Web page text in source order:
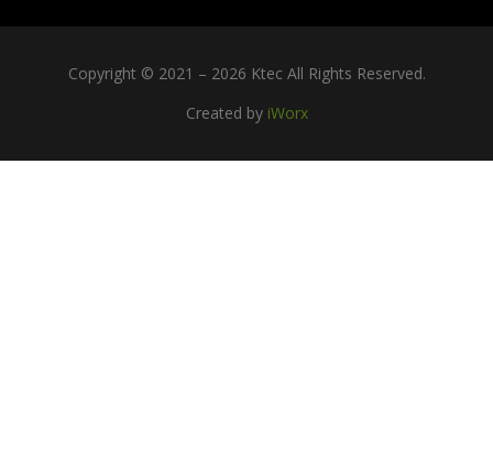
Copyright © 2021 – 2026 Ktec All Rights Reserved.
Created by iWorx